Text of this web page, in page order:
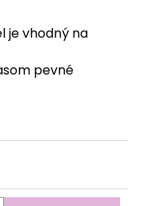
je vhodný na
pevné